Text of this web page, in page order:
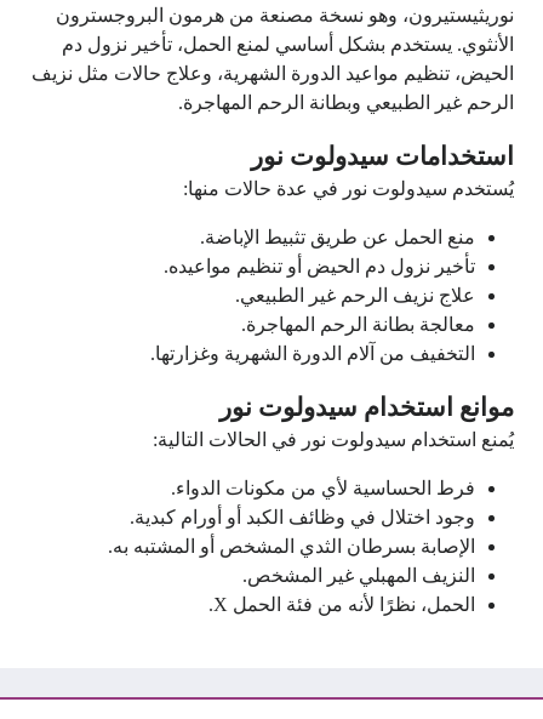
نوريثيستيرون، وهو نسخة مصنعة من هرمون البروجسترون
الأنثوي. يستخدم بشكل أساسي لمنع الحمل، تأخير نزول دم
الحيض، تنظيم مواعيد الدورة الشهرية، وعلاج حالات مثل نزيف
الرحم غير الطبيعي وبطانة الرحم المهاجرة.
استخدامات سيدولوت نور
يُستخدم سيدولوت نور في عدة حالات منها:
منع الحمل عن طريق تثبيط الإباضة.
تأخير نزول دم الحيض أو تنظيم مواعيده.
علاج نزيف الرحم غير الطبيعي.
معالجة بطانة الرحم المهاجرة.
التخفيف من آلام الدورة الشهرية وغزارتها.
موانع استخدام سيدولوت نور
يُمنع استخدام سيدولوت نور في الحالات التالية:
فرط الحساسية لأي من مكونات الدواء.
وجود اختلال في وظائف الكبد أو أورام كبدية.
الإصابة بسرطان الثدي المشخص أو المشتبه به.
النزيف المهبلي غير المشخص.
الحمل، نظرًا لأنه من فئة الحمل X.